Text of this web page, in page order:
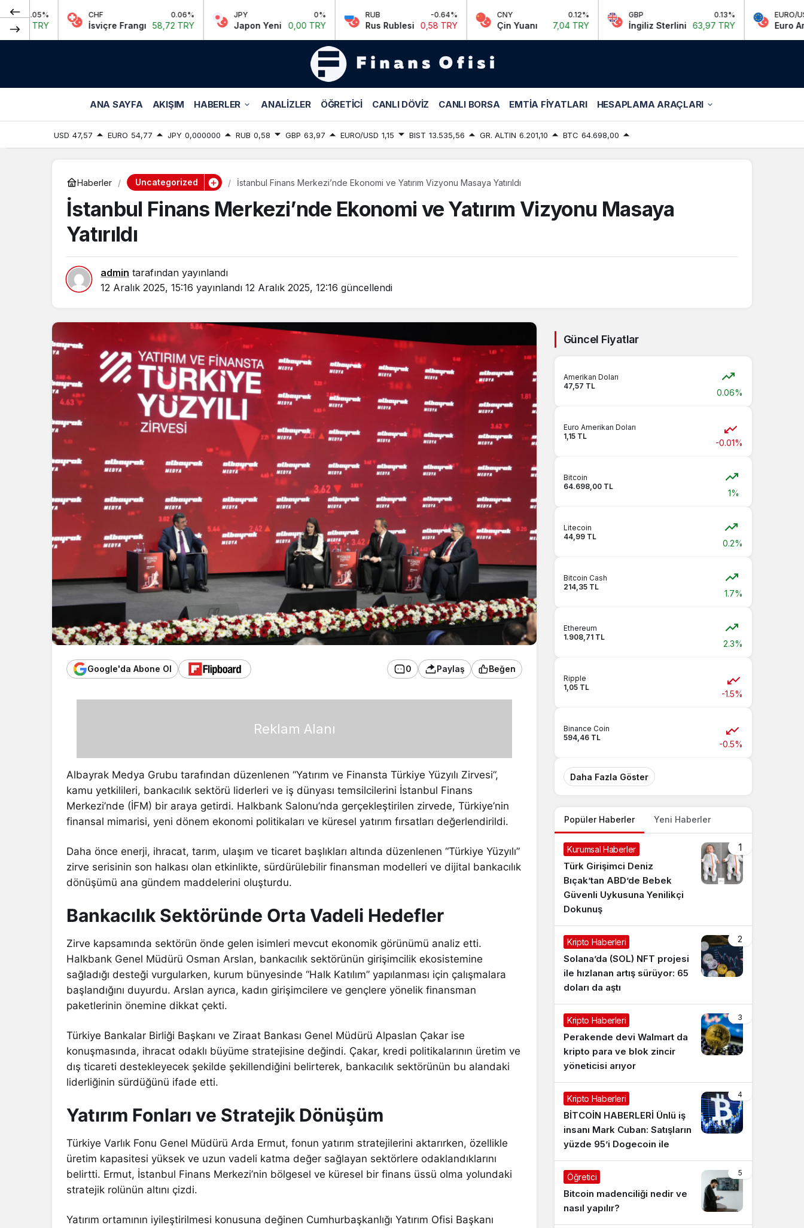
CHF
İsviçre Frangı 58,72 TRY
JPY
Japon Yeni 0,00 TRY
RUB -0.64%
Rus Rublesi 0,58 TRY
CNY
Çin Yuanı 7,04 TRY
GBP
İngiliz Sterlini 63,97 TRY
EURO/USD
Euro Amerikan
ANA SAYFA AKIŞIM HABERLER ANALIZLER ÖĞRETICI CANLI DÖVIZ CANLI BORSA EMTIA FIYATLARI HESAPLAMA ARAÇLARI
USD 47,57 EURO 54,77 JPY 0,000000 RUB 0,58 GBP 63,97 EURO/USD 1,15 BIST 13.535,56 GR. ALTIN 6.201,10 BTC 64.698,00
Haberler Uncategorized İstanbul Finans Merkezi’nde Ekonomi ve Yatırım Vizyonu Masaya Yatırıldı
İstanbul Finans Merkezi’nde Ekonomi ve Yatırım Vizyonu Masaya
Yatırıldı
admin tarafından yayınlandı
12 Aralık 2025, 15:16 yayınlandı 12 Aralık 2025, 12:16 güncellendi
Google'da Abone Ol 0 Paylaş Beğen
Reklam Alanı
Albayrak Medya Grubu tarafından düzenlenen “Yatırım ve Finansta Türkiye Yüzyılı Zirvesi”,
kamu yetkilileri, bankacılık sektörü liderleri ve iş dünyası temsilcilerini İstanbul Finans
Merkezi’nde (İFM) bir araya getirdi. Halkbank Salonu’nda gerçekleştirilen zirvede, Türkiye’nin
finansal mimarisi, yeni dönem ekonomi politikaları ve küresel yatırım fırsatları değerlendirildi.
Daha önce enerji, ihracat, tarım, ulaşım ve ticaret başlıkları altında düzenlenen “Türkiye Yüzyılı”
zirve serisinin son halkası olan etkinlikte, sürdürülebilir finansman modelleri ve dijital bankacılık
dönüşümü ana gündem maddelerini oluşturdu.
Bankacılık Sektöründe Orta Vadeli Hedefler
Zirve kapsamında sektörün önde gelen isimleri mevcut ekonomik görünümü analiz etti.
Halkbank Genel Müdürü Osman Arslan, bankacılık sektörünün girişimcilik ekosistemine
sağladığı desteği vurgularken, kurum bünyesinde “Halk Katılım” yapılanması için çalışmalara
başlandığını duyurdu. Arslan ayrıca, kadın girişimcilere ve gençlere yönelik finansman
paketlerinin önemine dikkat çekti.
Türkiye Bankalar Birliği Başkanı ve Ziraat Bankası Genel Müdürü Alpaslan Çakar ise
konuşmasında, ihracat odaklı büyüme stratejisine değindi. Çakar, kredi politikalarının üretim ve
dış ticareti destekleyecek şekilde şekillendiğini belirterek, bankacılık sektörünün bu alandaki
liderliğinin sürdüğünü ifade etti.
Yatırım Fonları ve Stratejik Dönüşüm
Türkiye Varlık Fonu Genel Müdürü Arda Ermut, fonun yatırım stratejilerini aktarırken, özellikle
üretim kapasitesi yüksek ve uzun vadeli katma değer sağlayan sektörlere odaklandıklarını
belirtti. Ermut, İstanbul Finans Merkezi’nin bölgesel ve küresel bir finans üssü olma yolundaki
stratejik rolünün altını çizdi.
Yatırım ortamının iyileştirilmesi konusuna değinen Cumhurbaşkanlığı Yatırım Ofisi Başkanı
Güncel Fiyatlar
Amerikan Doları
47,57 TL
0.06%
Euro Amerikan Doları
1,15 TL
-0.01%
Bitcoin
64.698,00 TL
1%
Litecoin
44,99 TL
0.2%
Bitcoin Cash
214,35 TL
1.7%
Ethereum
1.908,71 TL
2.3%
Ripple
1,05 TL
-1.5%
Binance Coin
594,46 TL
-0.5%
Daha Fazla Göster
Popüler Haberler Yeni Haberler
1
Kurumsal Haberler
Türk Girişimci Deniz
Bıçak’tan ABD’de Bebek
Güvenli Uykusuna Yenilikçi
Dokunuş
2
Kripto Haberleri
Solana’da (SOL) NFT projesi
ile hızlanan artış sürüyor: 65
doları da aştı
3
Kripto Haberleri
Perakende devi Walmart da
kripto para ve blok zincir
yöneticisi arıyor
4
Kripto Haberleri
BİTCOİN HABERLERİ Ünlü iş
insanı Mark Cuban: Satışların
yüzde 95’i Dogecoin ile
5
Öğretici
Bitcoin madenciliği nedir ve
nasıl yapılır?